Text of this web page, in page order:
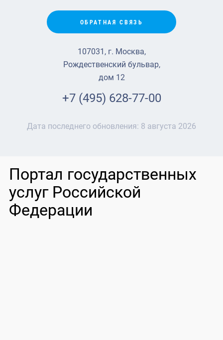
ОБРАТНАЯ СВЯЗЬ
107031, г. Москва,
Рождественский бульвар,
дом 12
+7 (495) 628-77-00
Дата последнего обновления: 8 августа 2026
Портал государственных
услуг Российской
Федерации